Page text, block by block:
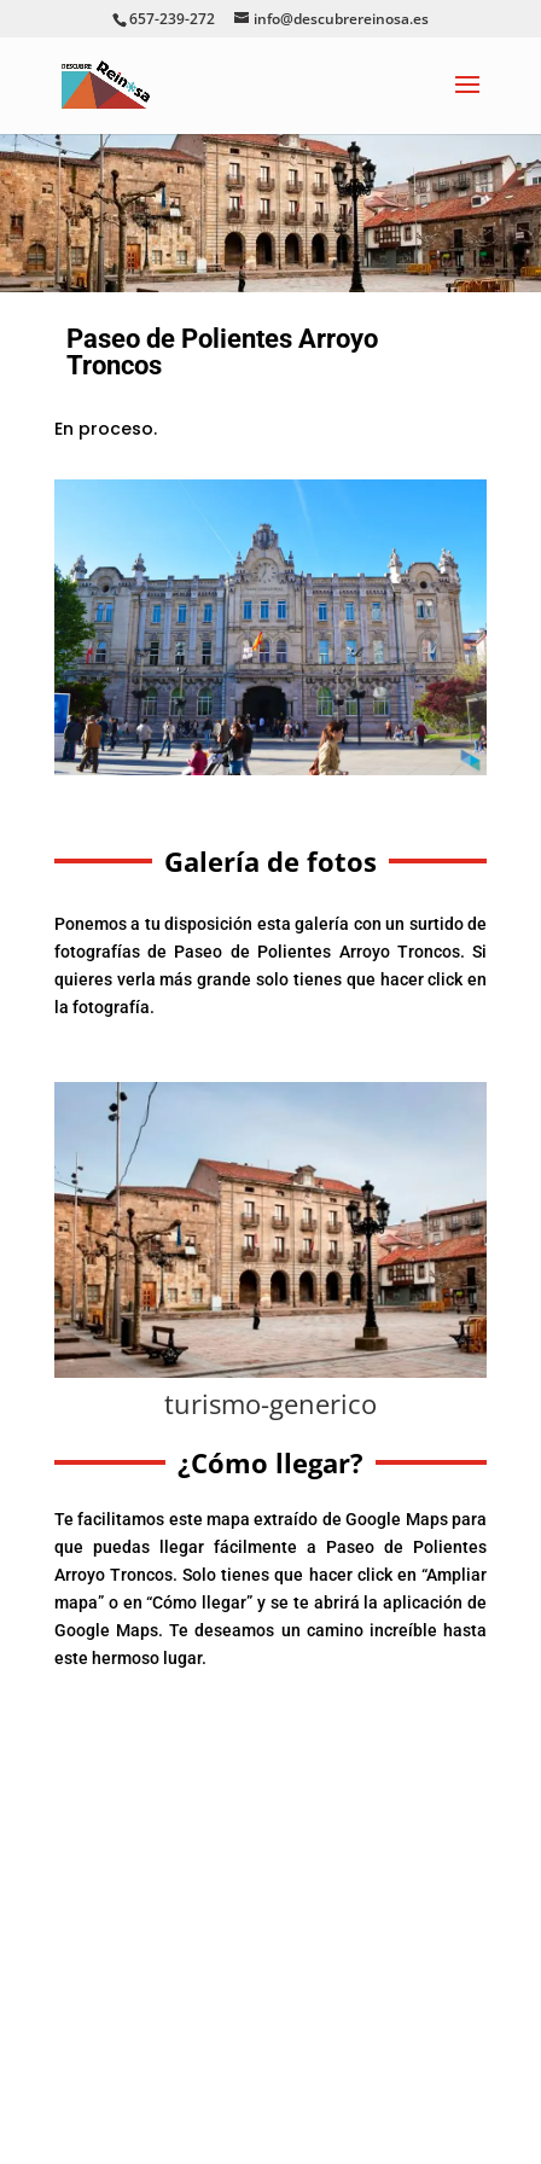
657-239-272 info@descubrereinosa.es
Paseo de Polientes Arroyo
Troncos
En proceso.
Galería de fotos
Ponemos a tu disposición esta galería con un surtido de
fotografías de Paseo de Polientes Arroyo Troncos. Si
quieres verla más grande solo tienes que hacer click en
la fotografía.
turismo-generico
¿Cómo llegar?
Te facilitamos este mapa extraído de Google Maps para
que puedas llegar fácilmente a Paseo de Polientes
Arroyo Troncos. Solo tienes que hacer click en “Ampliar
mapa” o en “Cómo llegar” y se te abrirá la aplicación de
Google Maps. Te deseamos un camino increíble hasta
este hermoso lugar.